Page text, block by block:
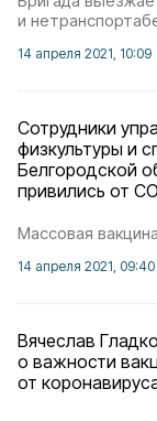
и
14 апреля 2021, 10:09
Сотрудники
физкультуры и
Белгородской
привились от
Массовая
14 апреля 2021, 09:40
Вячеслав
о важности
от